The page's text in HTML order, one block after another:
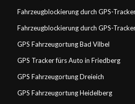
Fahrzeugblockierung durch GPS-
Fahrzeugblockierung durch GPS-
GPS Fahrzeugortung Bad Vilbel
GPS Tracker fürs Auto in Friedberg
GPS Fahrzeugortung Dreieich
GPS Fahrzeugortung Heidelberg